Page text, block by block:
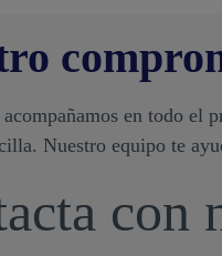
en todo el
Nuestro equipo te
con